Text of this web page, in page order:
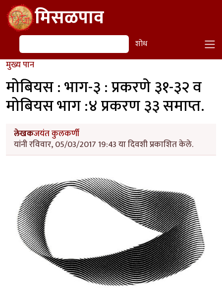
Skip to main contentमिसळपाव
शोध शोध
मुख्य पान
मोबियस : भाग-३ : प्रकरणे ३१-३२ व
मोबियस भाग :४ प्रकरण ३३ समाप्त.
लेखकजयंत कुलकर्णी
यांनी रविवार, 05/03/2017 19:43 या दिवशी प्रकाशित केले.